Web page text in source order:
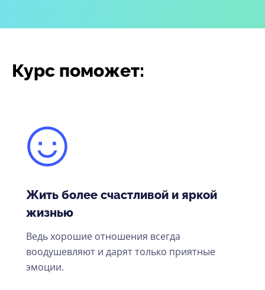
Курс поможет:
Жить более счастливой и яркой
жизнью
Ведь хорошие отношения всегда
воодушевляют и дарят только приятные
эмоции.